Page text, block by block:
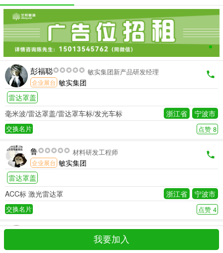
彭福聪 敏实集团新产品研发经理
企业展台 敏实集团
雷达罩盖
毫米波/雷达罩盖/雷达罩车标/发光车标
浙江省 宁波市
交换名片 点赞 8
鲁 材料研发工程师
企业展台 敏实集团
雷达罩盖
ACC标 激光雷达罩
浙江省 宁波市
交换名片 点赞 4
张晓俊
敏實集團有限公司
我要加入